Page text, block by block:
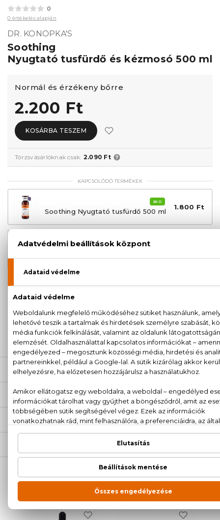
0
0 értékelés alapján
DR. KONOPKA'S
Soothing
Nyugtató tusfürdő és kézmosó 500 ml
Normál és érzékeny bőrre
2.200 Ft
KOSÁRBA TESZEM
Törzsvásárlóknak csak: 2.090 Ft
KAPCSOLÓDÓ TERMÉKEK
BIO
Soothing Nyugtató tusfürdő 500 ml
1.800 Ft
Soothing Nyugtató-hidratáló
arckrém 50 ml
100% eredeti termékek,
Kérdésed van, elakadtál? Hívd ügyfélszolgálatunkat:+36
20 779 1924
LEÍRÁS
ÉRTÉKELÉSEK (0)
SZÁLLÍTÁS
NEKED AJÁNLJUK